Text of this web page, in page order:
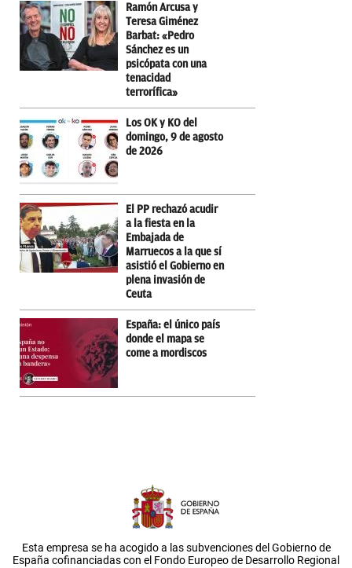
Ramón Arcusa y
Teresa Giménez
Barbat: «Pedro
Sánchez es un
psicópata con una
tenacidad
terrorífica»
Los OK y KO del
domingo, 9 de agosto
de 2026
El PP rechazó acudir
a la fiesta en la
Embajada de
Marruecos a la que sí
asistió el Gobierno en
plena invasión de
Ceuta
España: el único país
donde el mapa se
come a mordiscos
Esta empresa se ha acogido a las subvenciones del Gobierno de
España cofinanciadas con el Fondo Europeo de Desarrollo Regional